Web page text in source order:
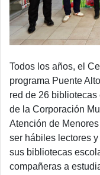
Todos los años, el
programa Puente
red de 26
de la Corporación
Atención de
ser hábiles lectores
sus bibliotecas
compañeras a